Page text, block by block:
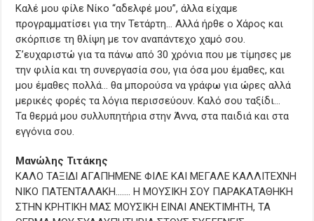
Καλέ μου φίλε Νίκο “αδελφέ μου”, άλλα είχαμε
προγραμματίσει για την Τετάρτη… Αλλά ήρθε ο Χάρος και
σκόρπισε τη θλίψη με τον αναπάντεχο χαμό σου.
Σ’ευχαριστώ για τα πάνω από 30 χρόνια που με τίμησες με
την φιλία και τη συνεργασία σου, για όσα μου έμαθες, και
μου έμαθες πολλά… θα μπορούσα να γράφω για ώρες αλλά
μερικές φορές τα λόγια περισσεύουν. Καλό σου ταξίδι…
Τα θερμά μου συλλυπητήρια στην Άννα, στα παιδιά και στα
εγγόνια σου.
Μανώλης Τιτάκης
ΚΑΛΟ ΤΑΞΙΔΙ ΑΓΑΠΗΜΕΝΕ ΦΙΛΕ ΚΑΙ ΜΕΓΑΛΕ ΚΑΛΛΙΤΕΧΝΗ
ΝΙΚΟ ΠΑΤΕΝΤΑΛΑΚΗ……. Η ΜΟΥΣΙΚΗ ΣΟΥ ΠΑΡΑΚΑΤΑΘΗΚΗ
ΣΤΗΝ ΚΡΗΤΙΚΗ ΜΑΣ ΜΟΥΣΙΚΗ ΕΙΝΑΙ ΑΝΕΚΤΙΜΗΤΗ, ΤΑ